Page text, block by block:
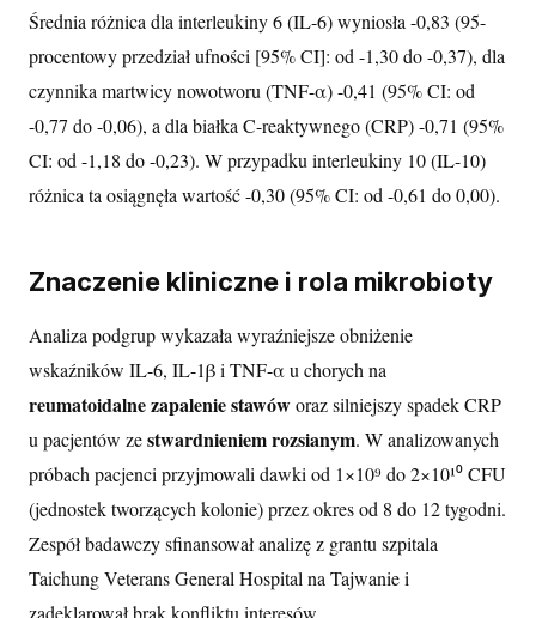
Średnia różnica dla interleukiny 6 (IL-6) wyniosła -0,83 (95-
procentowy przedział ufności [95% CI]: od -1,30 do -0,37), dla
czynnika martwicy nowotworu (TNF-α) -0,41 (95% CI: od
-0,77 do -0,06), a dla białka C-reaktywnego (CRP) -0,71 (95%
CI: od -1,18 do -0,23). W przypadku interleukiny 10 (IL-10)
różnica ta osiągnęła wartość -0,30 (95% CI: od -0,61 do 0,00).
Znaczenie kliniczne i rola mikrobioty
Analiza podgrup wykazała wyraźniejsze obniżenie
wskaźników IL-6, IL-1β i TNF-α u chorych na
reumatoidalne zapalenie stawóworaz silniejszy spadek CRP
u pacjentów zestwardnieniem rozsianym. W analizowanych
próbach pacjenci przyjmowali dawki od 1×10⁹ do 2×10¹⁰ CFU
(jednostek tworzących kolonie) przez okres od 8 do 12 tygodni.
Zespół badawczy sfinansował analizę z grantu szpitala
Taichung Veterans General Hospital na Tajwanie i
zadeklarował brak konfliktu interesów.